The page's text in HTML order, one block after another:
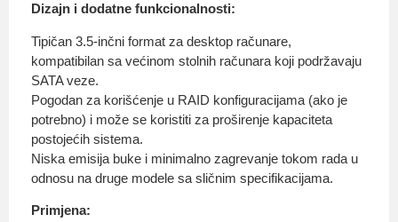
Dizajn i dodatne funkcionalnosti:
Tipičan 3.5-inčni format za desktop računare,
kompatibilan sa većinom stolnih računara koji podržavaju
SATA veze.
Pogodan za korišćenje u RAID konfiguracijama (ako je
potrebno) i može se koristiti za proširenje kapaciteta
postojećih sistema.
Niska emisija buke i minimalno zagrevanje tokom rada u
odnosu na druge modele sa sličnim specifikacijama.
Primjena: